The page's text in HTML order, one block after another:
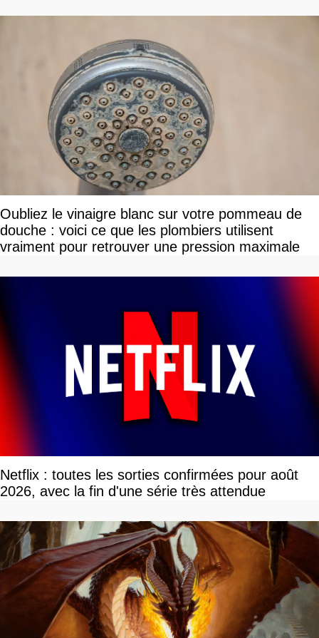
Oubliez le vinaigre blanc sur votre pommeau de
douche : voici ce que les plombiers utilisent
vraiment pour retrouver une pression maximale
Netflix : toutes les sorties confirmées pour août
2026, avec la fin d'une série très attendue